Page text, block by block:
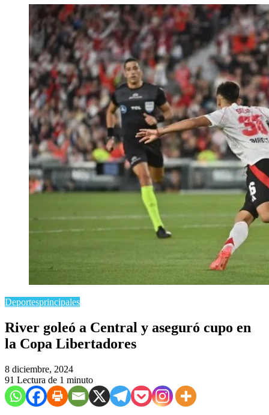
Deportesprincipales
River goleó a Central y aseguró cupo en
la Copa Libertadores
8 diciembre, 2024
91 Lectura de 1 minuto